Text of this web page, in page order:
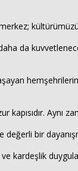
da
Aynı
değerli bir
kardeşlik